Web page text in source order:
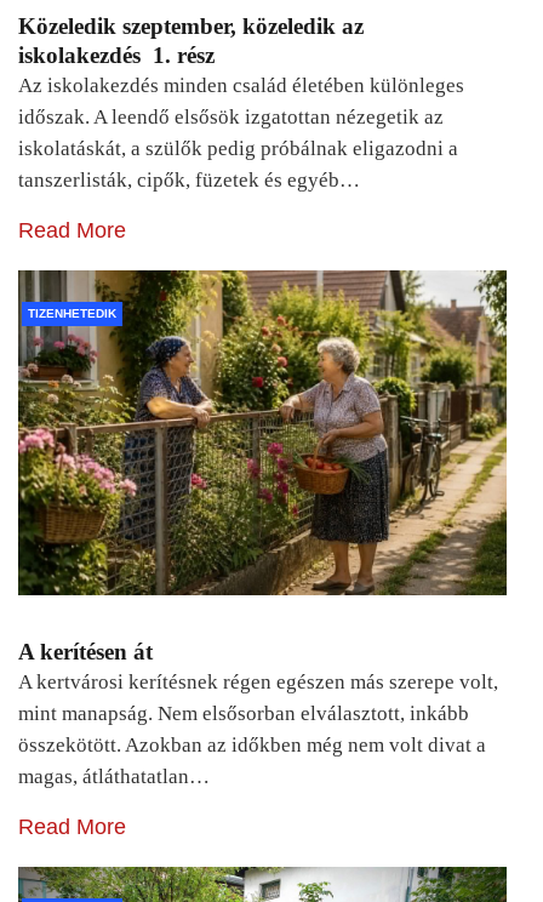
Közeledik szeptember, közeledik az
iskolakezdés 1. rész
Az iskolakezdés minden család életében különleges
időszak. A leendő elsősök izgatottan nézegetik az
iskolatáskát, a szülők pedig próbálnak eligazodni a
tanszerlisták, cipők, füzetek és egyéb…
Read More
TIZENHETEDIK
A kerítésen át
A kertvárosi kerítésnek régen egészen más szerepe volt,
mint manapság. Nem elsősorban elválasztott, inkább
összekötött. Azokban az időkben még nem volt divat a
magas, átláthatatlan…
Read More